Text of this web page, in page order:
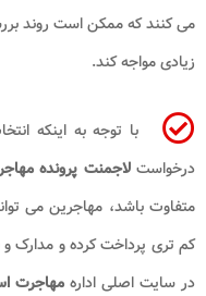
می‌ کنند که ممکن است روند
زیادی مواجه کند.
با توجه به اینکه
درخواستلاجمنت پرونده
متفاوت باشد، مهاجرین می
کم تری پرداخت کرده و مدارک
در سایت اصلی اداره مهاجرت